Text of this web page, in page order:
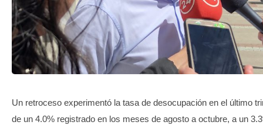
TRANSPARENCIA
Un retroceso experimentó la tasa de desocupación en el último
de un 4.0% registrado en los meses de agosto a octubre, a un